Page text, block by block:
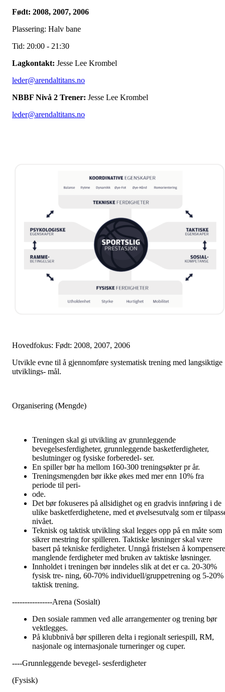
Født: 2008, 2007, 2006
Plassering: Halv bane
Tid: 20:00 - 21:30
Lagkontakt: Jesse Lee Krombel
leder@arendaltitans.no
NBBF Nivå 2 Trener: Jesse Lee Krombel
leder@arendaltitans.no
Hovedfokus: Født: 2008, 2007, 2006
Utvikle evne til å gjennomføre systematisk trening med langsiktige
utviklings- mål.
Organisering (Mengde)
Treningen skal gi utvikling av grunnleggende
bevegelsesferdigheter, grunnleggende basketferdigheter,
beslutninger og fysiske forberedel- ser.
En spiller bør ha mellom 160-300 treningsøkter pr år.
Treningsmengden bør ikke økes med mer enn 10% fra
periode til peri-
ode.
Det bør fokuseres på allsidighet og en gradvis innføring i de
ulike basketferdighetene, med et øvelsesutvalg som er
nivået.
Teknisk og taktisk utvikling skal legges opp på en måte som
sikrer mestring for spilleren. Taktiske løsninger skal være
basert på tekniske ferdigheter. Unngå fristelsen å kompensere
manglende ferdigheter med bruken av taktiske løsninger.
Innholdet i treningen bør inndeles slik at det er ca. 20-30%
fysisk tre- ning, 60-70% individuell/gruppetrening og 5-20%
taktisk trening.
----------------Arena (Sosialt)
Den sosiale rammen ved alle arrangementer og trening bør
vektlegges.
På klubbnivå bør spilleren delta i regionalt seriespill, RM,
nasjonale og internasjonale turneringer og cuper.
----Grunnleggende bevegel- sesferdigheter
(Fysisk)